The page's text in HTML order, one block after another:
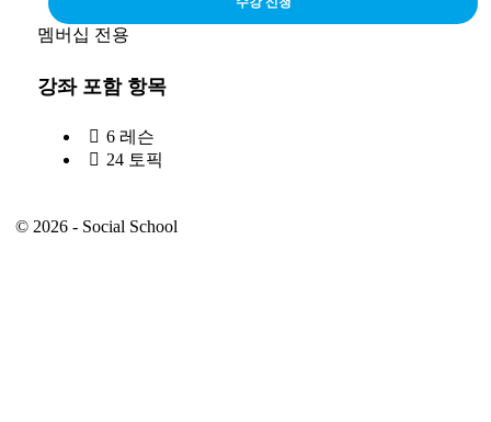
멤버십 전용
강좌 포함 항목
6 레슨
24 토픽
© 2026 - Social School